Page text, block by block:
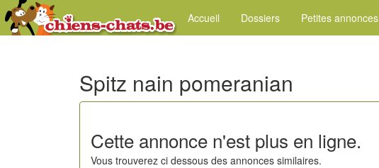
Accueil Dossiers Petites annonces
Spitz nain pomeranian
Cette annonce n'est plus en ligne.
Vous trouverez ci dessous des annonces similaires.